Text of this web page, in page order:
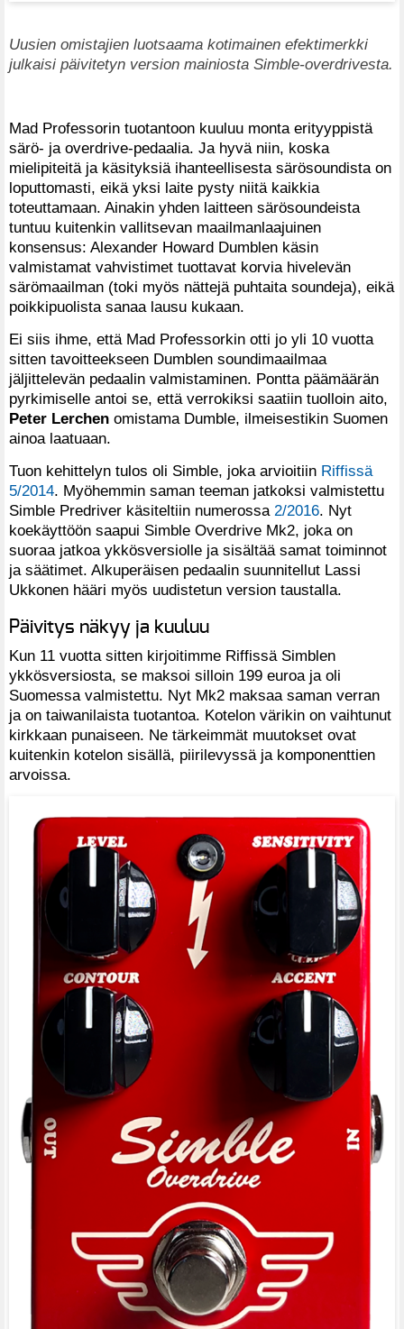
Uusien omistajien luotsaama kotimainen efektimerkki
julkaisi päivitetyn version mainiosta Simble-overdrivesta.
Mad Professorin tuotantoon kuuluu monta erityyppistä
särö- ja overdrive-pedaalia. Ja hyvä niin, koska
mielipiteitä ja käsityksiä ihanteellisesta särösoundista on
loputtomasti, eikä yksi laite pysty niitä kaikkia
toteuttamaan. Ainakin yhden laitteen särösoundeista
tuntuu kuitenkin vallitsevan maailmanlaajuinen
konsensus: Alexander Howard Dumblen käsin
valmistamat vahvistimet tuottavat korvia hivelevän
särömaailman (toki myös nättejä puhtaita soundeja), eikä
poikkipuolista sanaa lausu kukaan.
Ei siis ihme, että Mad Professorkin otti jo yli 10 vuotta
sitten tavoitteekseen Dumblen soundimaailmaa
jäljittelevän pedaalin valmistaminen. Pontta päämäärän
pyrkimiselle antoi se, että verrokiksi saatiin tuolloin aito,
Peter Lerchen omistama Dumble, ilmeisestikin Suomen
ainoa laatuaan.
Tuon kehittelyn tulos oli Simble, joka arvioitiin Riffissä
5/2014. Myöhemmin saman teeman jatkoksi valmistettu
Simble Predriver käsiteltiin numerossa 2/2016. Nyt
koekäyttöön saapui Simble Overdrive Mk2, joka on
suoraa jatkoa ykkösversiolle ja sisältää samat toiminnot
ja säätimet. Alkuperäisen pedaalin suunnitellut Lassi
Ukkonen hääri myös uudistetun version taustalla.
Päivitys näkyy ja kuuluu
Kun 11 vuotta sitten kirjoitimme Riffissä Simblen
ykkösversiosta, se maksoi silloin 199 euroa ja oli
Suomessa valmistettu. Nyt Mk2 maksaa saman verran
ja on taiwanilaista tuotantoa. Kotelon värikin on vaihtunut
kirkkaan punaiseen. Ne tärkeimmät muutokset ovat
kuitenkin kotelon sisällä, piirilevyssä ja komponenttien
arvoissa.